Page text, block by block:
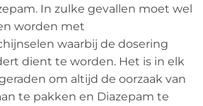
In zulke gevallen moet wel
worden met
waarbij de dosering
dient te worden. Het is in elk
om altijd de oorzaak van
te pakken en Diazepam te